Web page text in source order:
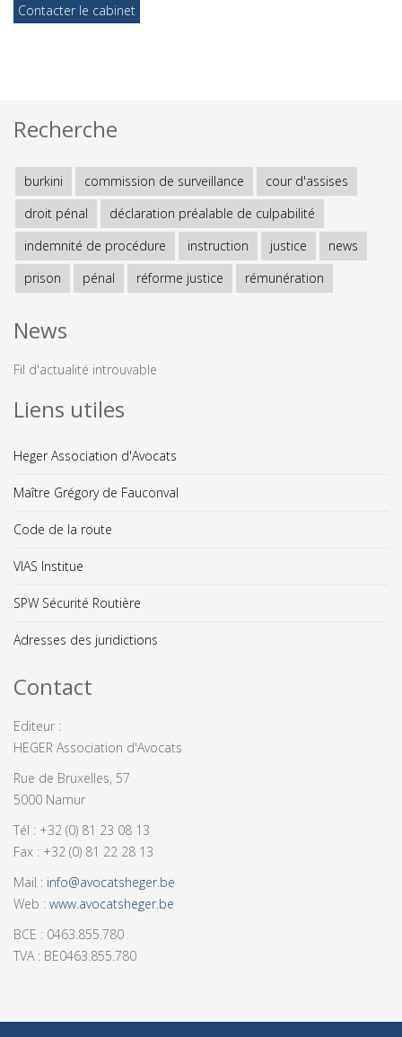
Contacter le cabinet
Recherche
burkini commission de surveillance
cour d'assises
droit pénal
déclaration préalable de culpabilité
indemnité de procédure
instruction justice
news
prison
pénal réforme justice rémunération
News
Fil d'actualité introuvable
Liens utiles
Heger Association d'Avocats
Maître Grégory de Fauconval
Code de la route
VIAS Institue
SPW Sécurité Routière
Adresses des juridictions
Contact
Editeur :
HEGER Association d'Avocats
Rue de Bruxelles, 57
5000 Namur
Tél : +32 (0) 81 23 08 13
Fax : +32 (0) 81 22 28 13
Mail : info@avocatsheger.be
Web : www.avocatsheger.be
BCE : 0463.855.780
TVA : BE0463.855.780